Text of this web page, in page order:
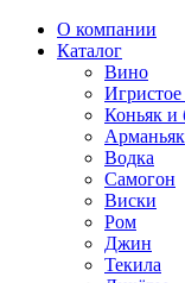
О компании
Каталог
Вино
Коньяк и
Арманьяк
Водка
Самогон
Виски
Ром
Джин
Текила